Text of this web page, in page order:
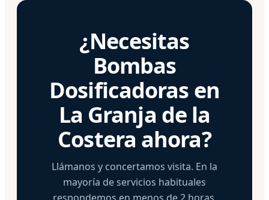
¿Necesitas
Bombas
Dosificadoras en
La Granja de la
Costera ahora?
Llámanos y concertamos visita. En la
mayoría de servicios habituales